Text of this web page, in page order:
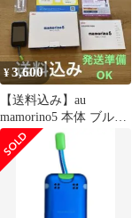
¥3,600
【送料込み】au
mamorino5 本体 ブルー
京セラ